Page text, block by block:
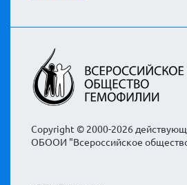
Copyright © 2000-2026
ОБООИ "Всероссийское